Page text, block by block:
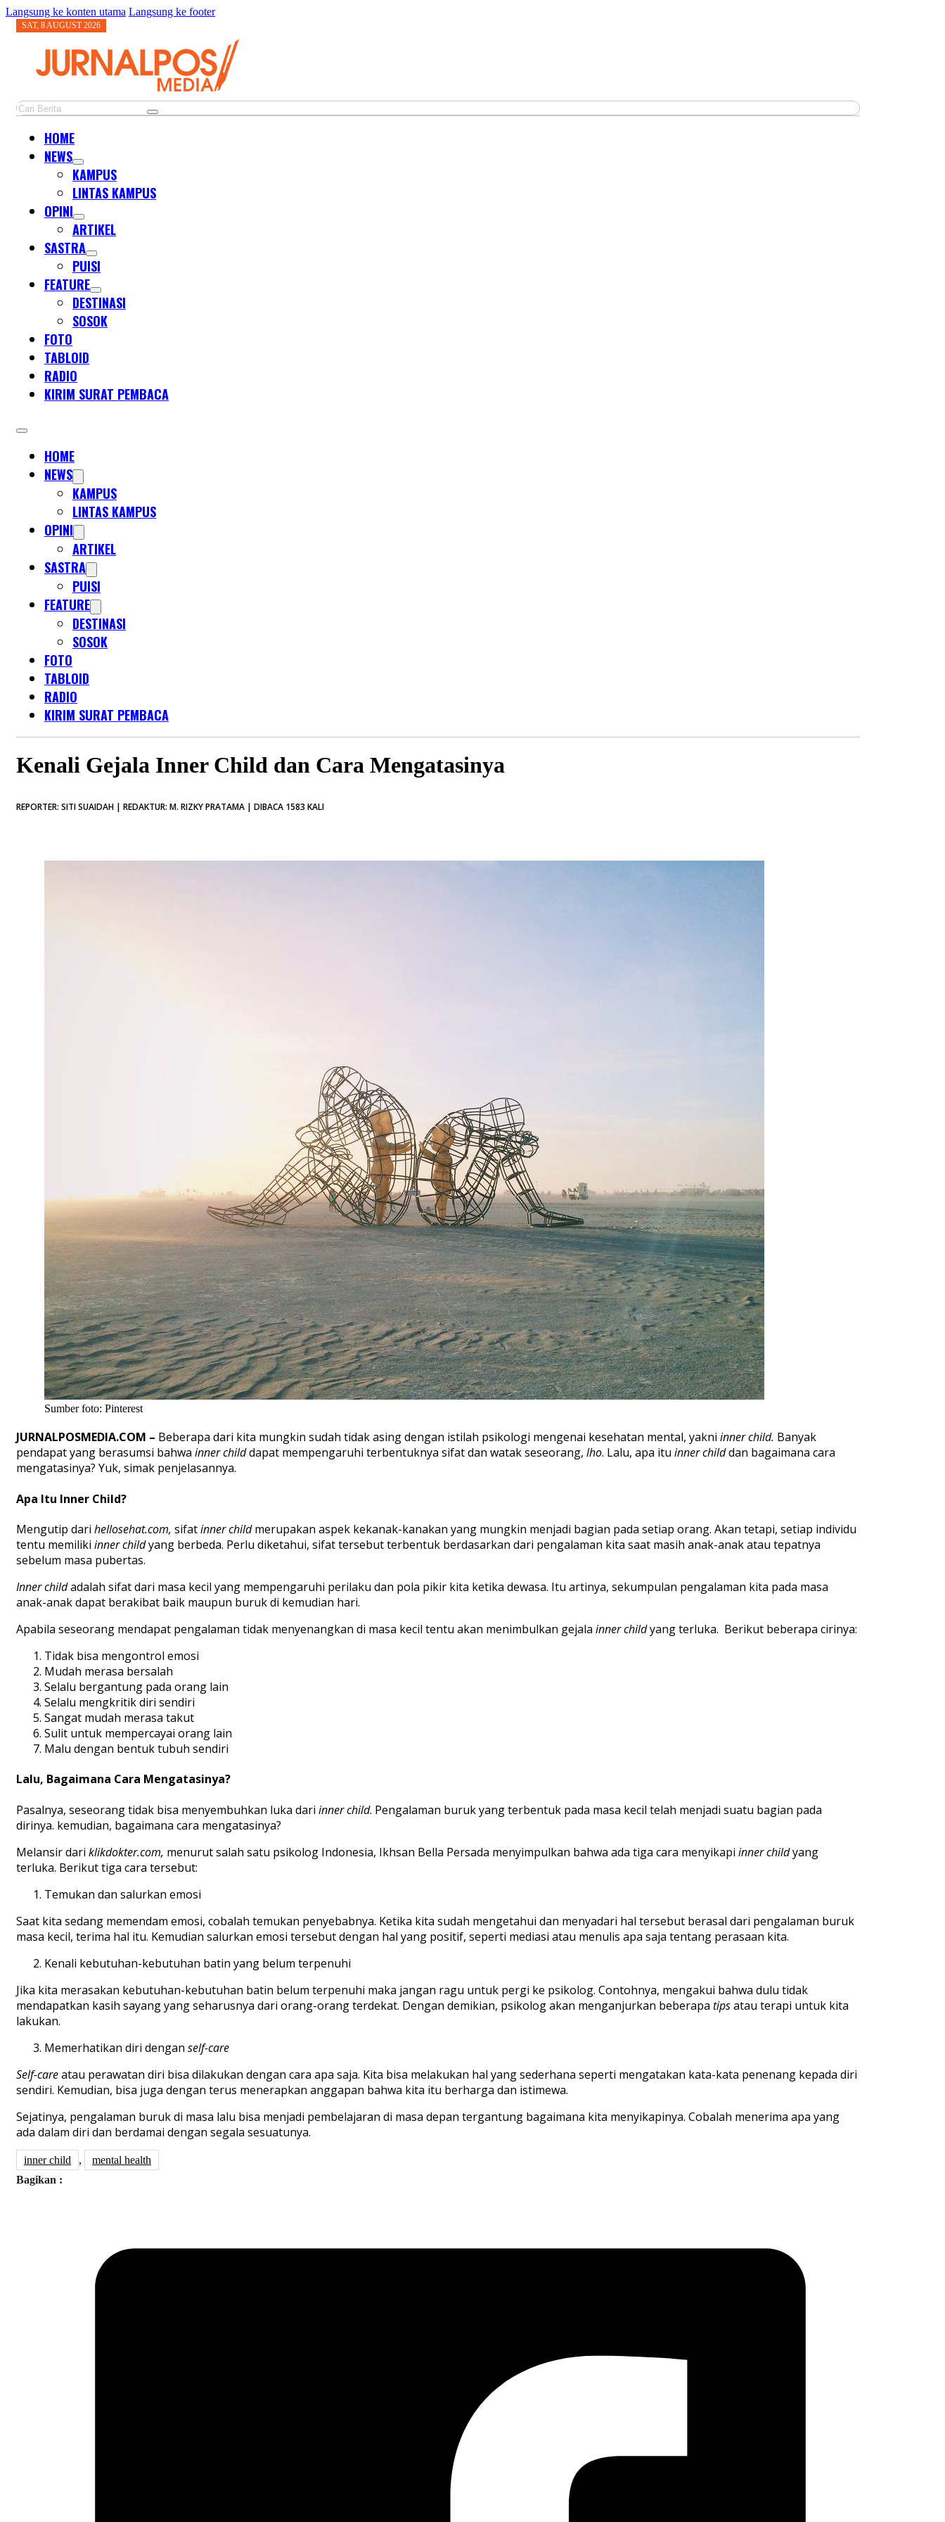
Langsung ke konten utama Langsung ke footer
SAT, 8 AUGUST 2026
Cari
HOME
NEWS
KAMPUS
LINTAS KAMPUS
OPINI
ARTIKEL
SASTRA
PUISI
FEATURE
DESTINASI
SOSOK
FOTO
TABLOID
RADIO
KIRIM SURAT PEMBACA
HOME
NEWS
KAMPUS
LINTAS KAMPUS
OPINI
ARTIKEL
SASTRA
PUISI
FEATURE
DESTINASI
SOSOK
FOTO
TABLOID
RADIO
KIRIM SURAT PEMBACA
Kenali Gejala Inner Child dan Cara Mengatasinya
REPORTER: SITI SUAIDAH | REDAKTUR: M. RIZKY PRATAMA | DIBACA 1583 KALI
Sumber foto: Pinterest
JURNALPOSMEDIA.COM – Beberapa dari kita mungkin sudah tidak asing dengan istilah psikologi mengenai kesehatan mental, yakni inner child. Banyak
pendapat yang berasumsi bahwa inner childdapat mempengaruhi terbentuknya sifat dan watak seseorang, lho. Lalu, apa itu inner childdan bagaimana cara
mengatasinya? Yuk, simak penjelasannya.
Apa Itu Inner Child?
Mengutip dari heIlosehat.com, sifatinner childmerupakan aspek kekanak-kanakan yang mungkin menjadi bagian pada setiap orang. Akan tetapi, setiap individu
tentu memiliki inner childyang berbeda. Perlu diketahui, sifattersebut terbentuk berdasarkan dari pengalaman kita saat masih anak-anak atau tepatnya
sebelum masa pubertas.
Inner childadalah sifat dari masa kecil yang mempengaruhi perilaku dan pola pikir kita ketika dewasa. Itu artinya, sekumpulan pengalaman kita pada masa
anak-anak dapat berakibat baik maupun buruk di kemudian hari.
Apabila seseorang mendapat pengalaman tidak menyenangkan di masa kecil tentu akan menimbulkan gejala inner childyang terluka. Berikut beberapa cirinya:
Tidak bisa mengontrol emosi
Mudah merasa bersalah
Selalu bergantung pada orang lain
Selalu mengkritik diri sendiri
Sangat mudah merasa takut
Sulit untuk mempercayai orang lain
Malu dengan bentuk tubuh sendiri
Lalu, Bagaimana Cara Mengatasinya?
Pasalnya, seseorang tidak bisa menyembuhkan luka dari inner child. Pengalaman buruk yang terbentuk pada masa kecil telah menjadi suatu bagian pada
dirinya. kemudian, bagaimana cara mengatasinya?
Melansir dari klikdokter.com, menurut salah satu psikolog Indonesia, Ikhsan Bella Persada menyimpulkan bahwa ada tiga cara menyikapi inner childyang
terluka. Berikut tiga cara tersebut:
Temukan dan salurkan emosi
Saat kita sedang memendam emosi, cobalah temukan penyebabnya. Ketika kita sudah mengetahui dan menyadari hal tersebut berasal dari pengalaman buruk
masa kecil, terima hal itu. Kemudian salurkan emosi tersebut dengan hal yang positif, seperti mediasi atau menulis apa saja tentang perasaan kita.
Kenali kebutuhan-kebutuhan batin yang belum terpenuhi
Jika kita merasakan kebutuhan-kebutuhan batin belum terpenuhi maka jangan ragu untuk pergi ke psikolog. Contohnya, mengakui bahwa dulu tidak
mendapatkan kasih sayang yang seharusnya dari orang-orang terdekat. Dengan demikian, psikolog akan menganjurkan beberapa tipsatau terapi untuk kita
lakukan.
Memerhatikan diri dengan self-care
Self-careatau perawatan diri bisa dilakukan dengan cara apa saja. Kita bisa melakukan hal yang sederhana seperti mengatakan kata-kata penenang kepada diri
sendiri. Kemudian, bisa juga dengan terus menerapkan anggapan bahwa kita itu berharga dan istimewa.
Sejatinya, pengalaman buruk di masa lalu bisa menjadi pembelajaran di masa depan tergantung bagaimana kita menyikapinya. Cobalah menerima apa yang
ada dalam diri dan berdamai dengan segala sesuatunya.
inner child ,
mental health
Bagikan :